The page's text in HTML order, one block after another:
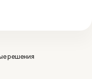
решения